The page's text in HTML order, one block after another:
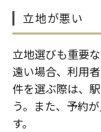
立地が悪い
立地選びも重要
遠い場合、利用
件を選ぶ際は、
う。また、予約
す。